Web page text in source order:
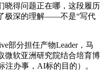
得问题正在哪，这段履历
极深的理解——不是“写代
部分担任产物Leader，马
微软亚洲研究院结合培育博
办事，AI标的目的）。